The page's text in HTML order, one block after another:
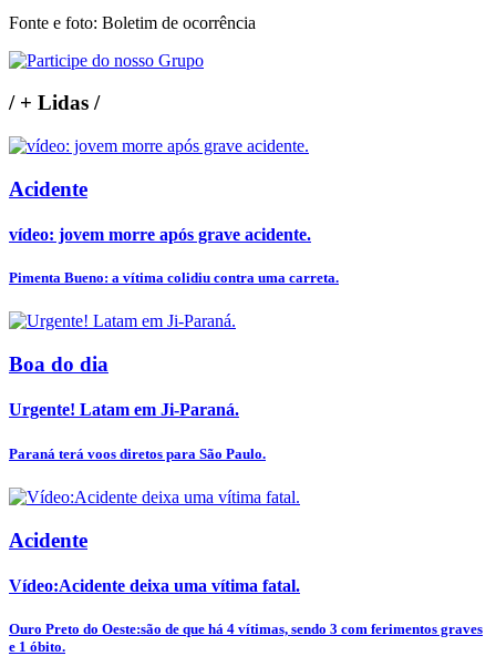
Fonte e foto: Boletim de ocorrência
/+ Lidas /
Acidente
vídeo: jovem morre após grave acidente.
Pimenta Bueno: a vítima colidiu contra uma carreta.
Boa do dia
Urgente! Latam em Ji-Paraná.
Paraná terá voos diretos para São Paulo.
Acidente
Vídeo:Acidente deixa uma vítima fatal.
Ouro Preto do Oeste:são de que há 4 vítimas, sendo 3 com ferimentos graves
e 1 óbito.